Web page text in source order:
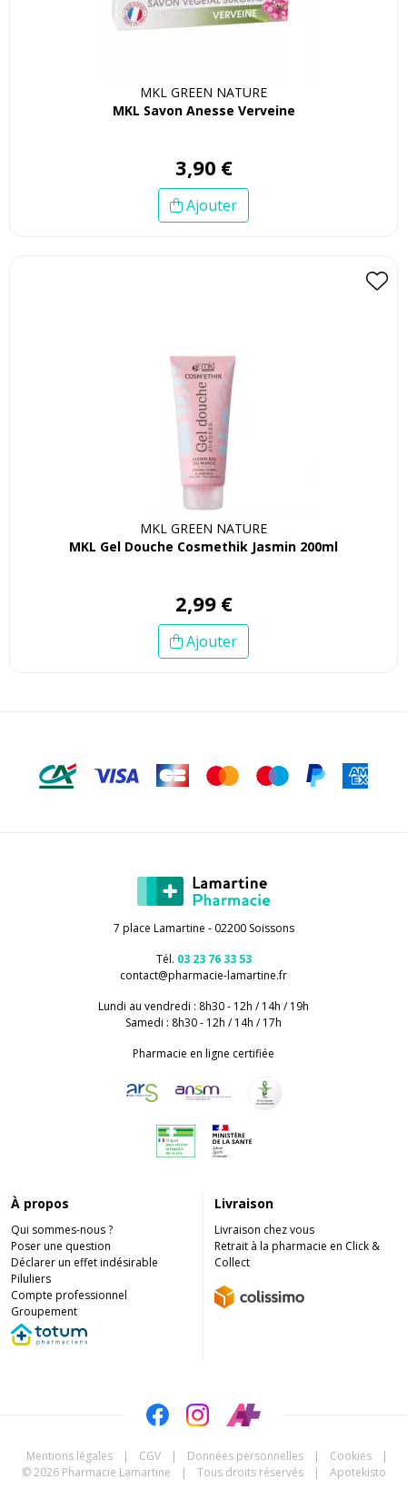
MKL GREEN NATURE
MKL Savon Anesse Verveine
3,90 €
Ajouter
MKL GREEN NATURE
MKL Gel Douche Cosmethik Jasmin 200ml
2,99 €
Ajouter
7 place Lamartine - 02200 Soissons
Tél. 03 23 76 33 53
contact@pharmacie-lamartine.fr
Lundi au vendredi : 8h30 - 12h / 14h / 19h
Samedi : 8h30 - 12h / 14h / 17h
Pharmacie en ligne certifiée
À propos
Qui sommes-nous ?
Poser une question
Déclarer un effet indésirable
Piluliers
Compte professionnel
Groupement
Livraison
Livraison chez vous
Retrait à la pharmacie en Click &
Collect
Mentions légales | CGV | Données personnelles | Cookies
|
© 2026 Pharmacie Lamartine
| Tous droits réservés | Apotekisto